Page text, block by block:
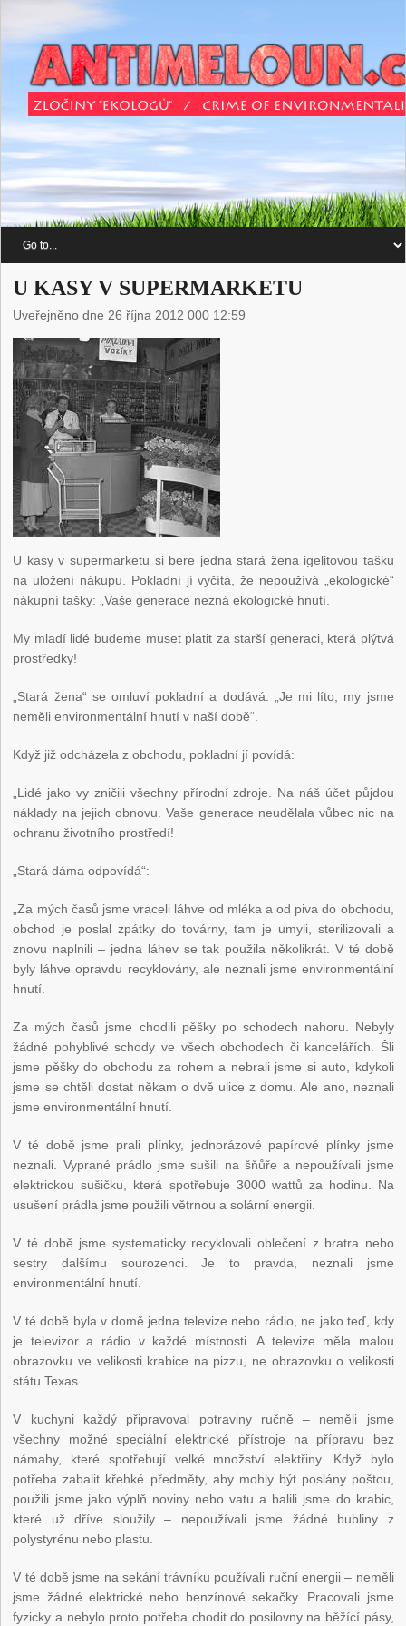
U KASY V SUPERMARKETU
Uveřejněno dne 26 října 2012 000 12:59
U kasy v supermarketu si bere jedna stará žena igelitovou tašku
na uložení nákupu. Pokladní jí vyčítá, že nepoužívá „ekologické“
nákupní tašky: „Vaše generace nezná ekologické hnutí.
My mladí lidé budeme muset platit za starší generaci, která plýtvá
prostředky!
„Stará žena“ se omluví pokladní a dodává: „Je mi líto, my jsme
neměli environmentální hnutí v naší době“.
Když již odcházela z obchodu, pokladní jí povídá:
„Lidé jako vy zničili všechny přírodní zdroje. Na náš účet půjdou
náklady na jejich obnovu. Vaše generace neudělala vůbec nic na
ochranu životního prostředí!
„Stará dáma odpovídá“:
„Za mých časů jsme vraceli láhve od mléka a od piva do obchodu,
obchod je poslal zpátky do továrny, tam je umyli, sterilizovali a
znovu naplnili – jedna láhev se tak použila několikrát. V té době
byly láhve opravdu recyklovány, ale neznali jsme environmentální
hnutí.
Za mých časů jsme chodili pěšky po schodech nahoru. Nebyly
žádné pohyblivé schody ve všech obchodech či kancelářích. Šli
jsme pěšky do obchodu za rohem a nebrali jsme si auto, kdykoli
jsme se chtěli dostat někam o dvě ulice z domu. Ale ano, neznali
jsme environmentální hnutí.
V té době jsme prali plínky, jednorázové papírové plínky jsme
neznali. Vyprané prádlo jsme sušili na šňůře a nepoužívali jsme
elektrickou sušičku, která spotřebuje 3000 wattů za hodinu. Na
usušení prádla jsme použili větrnou a solární energii.
V té době jsme systematicky recyklovali oblečení z bratra nebo
sestry dalšímu sourozenci. Je to pravda, neznali jsme
environmentální hnutí.
V té době byla v domě jedna televize nebo rádio, ne jako teď, kdy
je televizor a rádio v každé místnosti. A televize měla malou
obrazovku ve velikosti krabice na pizzu, ne obrazovku o velikosti
státu Texas.
V kuchyni každý připravoval potraviny ručně – neměli jsme
všechny možné speciální elektrické přístroje na přípravu bez
námahy, které spotřebují velké množství elektřiny. Když bylo
potřeba zabalit křehké předměty, aby mohly být poslány poštou,
použili jsme jako výplň noviny nebo vatu a balili jsme do krabic,
které už dříve sloužily – nepoužívali jsme žádné bubliny z
polystyrénu nebo plastu.
V té době jsme na sekání trávníku používali ruční energii – neměli
jsme žádné elektrické nebo benzínové sekačky. Pracovali jsme
fyzicky a nebylo proto potřeba chodit do posilovny na běžící pásy,